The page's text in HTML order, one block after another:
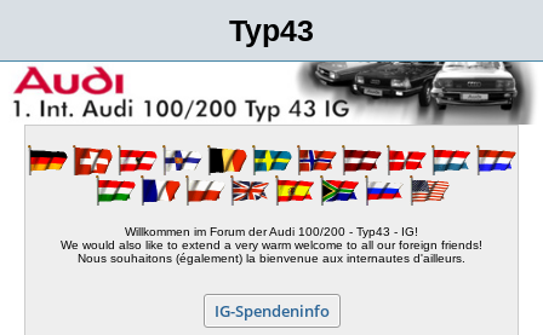
Typ43
Willkommen im Forum der Audi 100/200 - Typ43 - IG!
We would also like to extend a very warm welcome to all our foreign friends!
Nous souhaitons (également) la bienvenue aux internautes d'ailleurs.
IG-Spendeninfo